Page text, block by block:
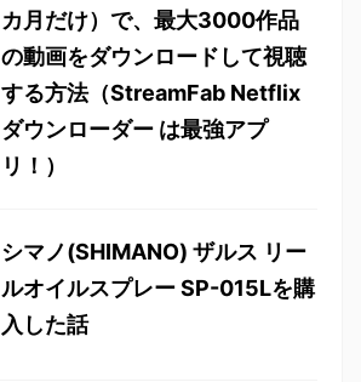
カ月だけ）で、最大3000作品
の動画をダウンロードして視聴
する方法（StreamFab Netflix
ダウンローダー は最強アプ
リ！）
シマノ(SHIMANO) ザルス リー
ルオイルスプレー SP-015Lを購
入した話